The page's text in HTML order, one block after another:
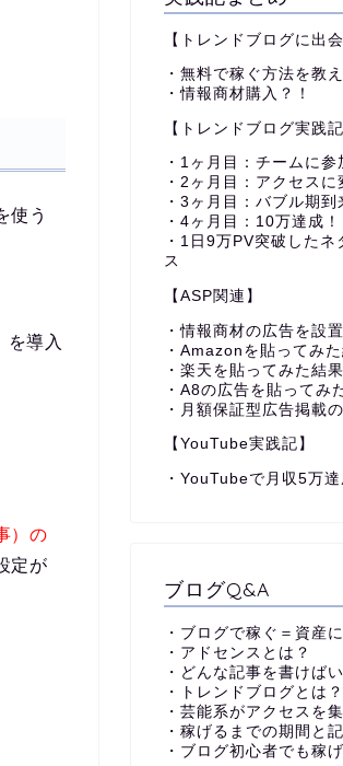
使う
を導入
）の
定が
【トレンドブログに出会
・無料で稼ぐ方法を教
・情報商材購入？！
【トレンドブログ実践記
・1ヶ月目：チームに
・2ヶ月目：アクセスに
・3ヶ月目：バブル期到
・4ヶ月目：10万達成！
・1日9万PV突破したネ
ス
【ASP関連】
・情報商材の広告を設
・Amazonを貼ってみ
・楽天を貼ってみた結果
・A8の広告を貼ってみ
・月額保証型広告掲載
【YouTube実践記】
・YouTubeで月収5万達
ブログQ&A
・ブログで稼ぐ＝資産
・アドセンスとは？
・どんな記事を書けば
・トレンドブログとは？
・芸能系がアクセスを
・稼げるまでの期間と
・ブログ初心者でも稼